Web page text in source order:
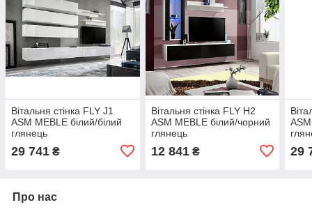
Вітальня стінка FLY J1
ASM MEBLE білий/білий
глянець
29 741 ₴
Вітальня стінка FLY H2
ASM MEBLE білий/чорний
глянець
12 841₴ 29
Про нас